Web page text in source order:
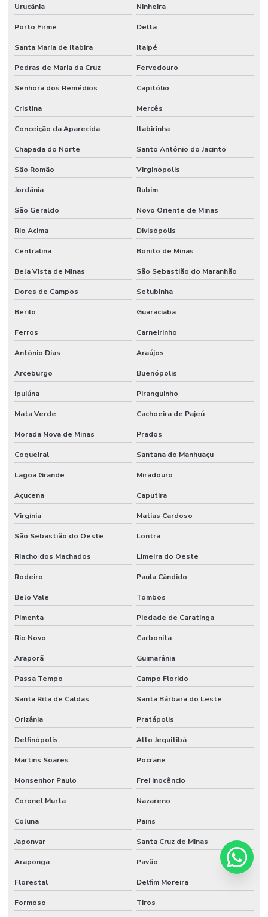
Urucânia Ninheira
Porto Firme Delta
Santa Maria de Itabira Itaipé
Pedras de Maria da Cruz Fervedouro
Senhora dos Remédios Capitólio
Cristina Mercês
Conceição da Aparecida Itabirinha
Chapada do Norte Santo Antônio do Jacinto
São Romão Virginópolis
Jordânia Rubim
São Geraldo Novo Oriente de Minas
Rio Acima Divisópolis
Centralina Bonito de Minas
Bela Vista de Minas São Sebastião do Maranhão
Dores de Campos Setubinha
Berilo Guaraciaba
Ferros Carneirinho
Antônio Dias Araújos
Arceburgo Buenópolis
Ipuiúna Piranguinho
Mata Verde Cachoeira de Pajeú
Morada Nova de Minas Prados
Coqueiral Santana do Manhuaçu
Lagoa Grande Miradouro
Açucena Caputira
Virgínia Matias Cardoso
São Sebastião do Oeste Lontra
Riacho dos Machados Limeira do Oeste
Rodeiro Paula Cândido
Belo Vale Tombos
Pimenta Piedade de Caratinga
Rio Novo Carbonita
Araporã Guimarânia
Passa Tempo Campo Florido
Santa Rita de Caldas Santa Bárbara do Leste
Orizânia Pratápolis
Delfinópolis Alto Jequitibá
Martins Soares Pocrane
Monsenhor Paulo Frei Inocêncio
Coronel Murta Nazareno
Coluna Pains
Japonvar Santa Cruz de Minas
Araponga Pavão
Florestal Delfim Moreira
Formoso Tiros